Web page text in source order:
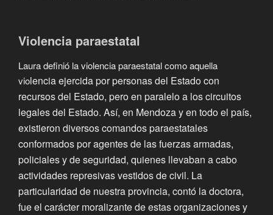
Violencia paraestatal
Laura definió la violencia paraestatal como aquella
violencia ejercida por personas del Estado con
recursos del Estado, pero en paralelo a los circuitos
legales del Estado. Así, en Mendoza y en todo el país,
existieron diversos comandos paraestatales
conformados por agentes de las fuerzas armadas,
policiales y de seguridad, quienes llevaban a cabo
actividades represivas vestidos de civil. La
particularidad de nuestra provincia, contó la doctora,
fue el carácter moralizante de estas organizaciones y